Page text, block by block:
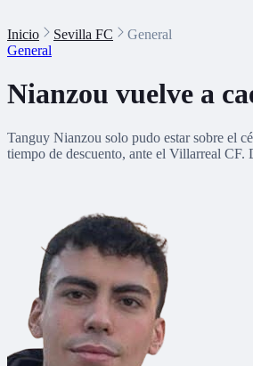
Inicio Sevilla FC
General
General
Nianzou vuelve a
Tanguy Nianzou solo pudo estar sobre el
tiempo de descuento, ante el Villarreal